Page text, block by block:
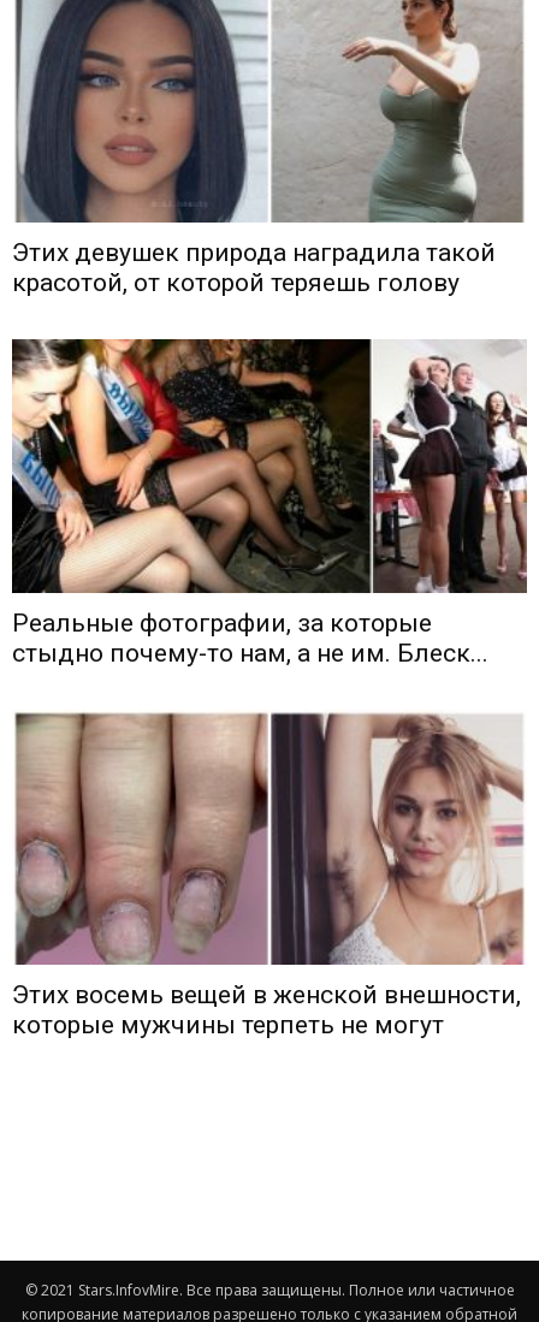
Этих девушек природа наградила такой
красотой, от которой теряешь голову
Реальные фотографии, за которые
стыдно почему-то нам, а не им. Блеск...
Этих восемь вещей в женской внешности,
которые мужчины терпеть не могут
© 2021 Stars.InfovMire. Все права защищены. Полное или частичное
копирование материалов разрешено только с указанием обратной